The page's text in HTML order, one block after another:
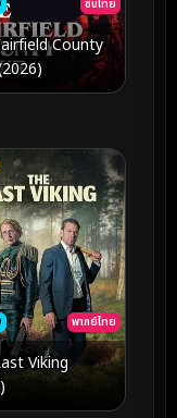
ซับไทย
County
พากย์ไทย
Viking